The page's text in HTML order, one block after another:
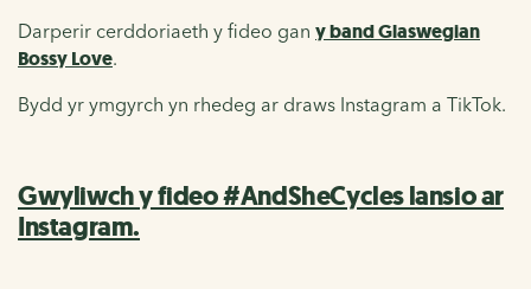
Darperir cerddoriaeth y fideo gan y band Glaswegian
Bossy Love.
Bydd yr ymgyrch yn rhedeg ar draws Instagram a TikTok.
Gwyliwch y fideo #AndSheCycles lansio ar
Instagram.